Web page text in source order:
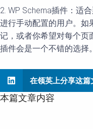
2. WP Schema插件：适
进行手动配置的用户。如
记，或者你希望对每个页
插件会是一个不错的选择。
在领英上分享这篇
本篇文章内容